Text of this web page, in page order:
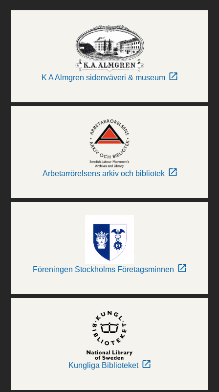
K A Almgren sidenväveri & museum
Arbetarrörelsens arkiv och bibliotek
Föreningen Stockholms Företagsminnen
Kungliga Biblioteket